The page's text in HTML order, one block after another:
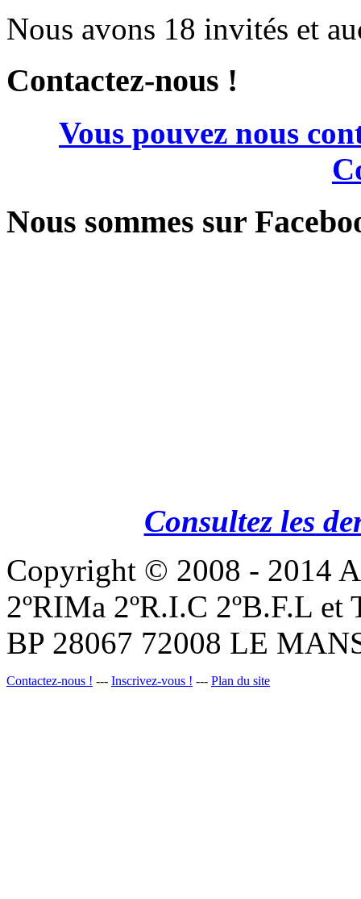
Nous avons 18 invités et
Contactez-nous !
Vous pouvez nous
Nous sommes sur
Consultez les
Copyright © 2008 - 2014
2ºRIMa 2ºR.I.C 2ºB.F.L
BP 28067 72008 LE
Contactez-nous ! --- Inscrivez-vous ! --- Plan du site